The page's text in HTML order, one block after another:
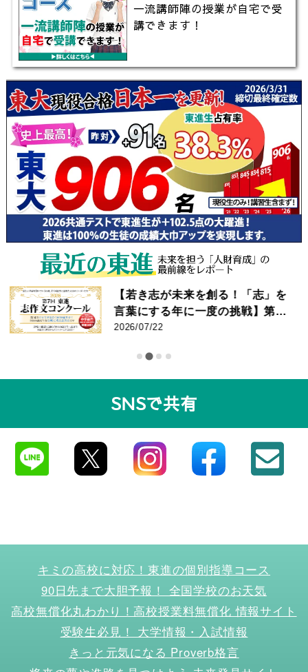
一流講師陣の授業が自宅で受
講できます！
【若き志が未来を創る！「志」を
言葉にする年に一度の挑戦】第7
回 東進 志作文コンクール 優秀者
2026/07/22
SNSで共有
キミの高校に対応！東進の個別指導コース
90日先まで大胆予報！ 全国学校のお天気
高校無償化丸わかり！高校授業料無償化 情報サイト
受験生必見！ 大学情報・入試情報
きっと元気になる Proverb格言